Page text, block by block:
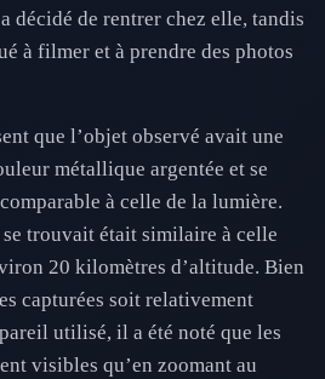
décidé de rentrer chez elle, tandis
à filmer et à prendre des photos
que l’objet observé avait une
métallique argentée et se
à celle de la lumière.
trouvait était similaire à celle
20 kilomètres d’altitude. Bien
capturées soit relativement
utilisé, il a été noté que les
visibles qu’en zoomant au